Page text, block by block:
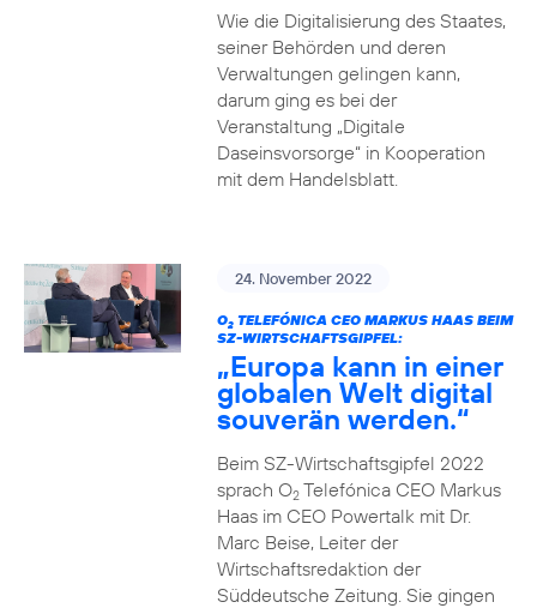
Wie die Digitalisierung des Staates,
seiner Behörden und deren
Verwaltungen gelingen kann,
darum ging es bei der
Veranstaltung „Digitale
Daseinsvorsorge“ in Kooperation
mit dem Handelsblatt.
24. November 2022
O2TELEFÓNICA CEO MARKUS HAAS BEIM
SZ-WIRTSCHAFTSGIPFEL:
„Europa kann in einer
globalen Welt digital
souverän werden.“
Beim SZ-Wirtschaftsgipfel 2022
sprach O2Telefónica CEO Markus
Haas im CEO Powertalk mit Dr.
Marc Beise, Leiter der
Wirtschaftsredaktion der
Süddeutsche Zeitung. Sie gingen